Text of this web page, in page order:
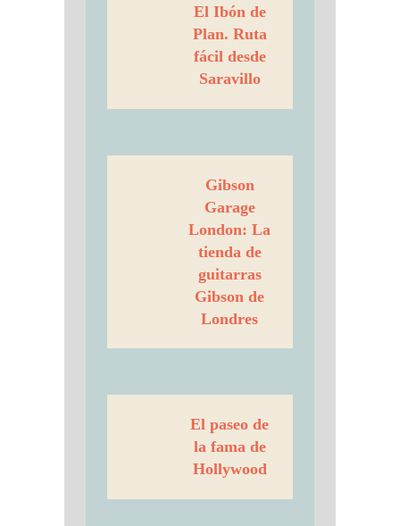
El Ibón de
Plan. Ruta
fácil desde
Saravillo
Gibson
Garage
London: La
tienda de
guitarras
Gibson de
Londres
El paseo de
la fama de
Hollywood